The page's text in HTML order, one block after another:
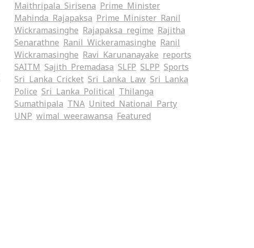
Maithripala Sirisena Prime Minister
Mahinda Rajapaksa Prime Minister Ranil
Wickramasinghe Rajapaksa regime Rajitha
Senarathne Ranil Wickeramasinghe Ranil
Wickramasinghe Ravi Karunanayake reports
SAITM Sajith Premadasa SLFP SLPP Sports
Sri Lanka Cricket Sri Lanka Law Sri Lanka
Police Sri Lanka Political Thilanga
Sumathipala TNA United National Party
UNP wimal weerawansa ‍Featured